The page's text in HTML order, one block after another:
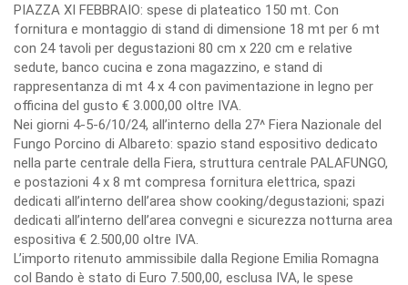
PIAZZA XI FEBBRAIO: spese di plateatico 150 mt. Con
fornitura e montaggio di stand di dimensione 18 mt per 6 mt
con 24 tavoli per degustazioni 80 cm x 220 cm e relative
sedute, banco cucina e zona magazzino, e stand di
rappresentanza di mt 4 x 4 con pavimentazione in legno per
officina del gusto € 3.000,00 oltre IVA.
Nei giorni 4-5-6/10/24, all’interno della 27^ Fiera Nazionale del
Fungo Porcino di Albareto: spazio stand espositivo dedicato
nella parte centrale della Fiera, struttura centrale PALAFUNGO,
e postazioni 4 x 8 mt compresa fornitura elettrica, spazi
dedicati all’interno dell’area show cooking/degustazioni; spazi
dedicati all’interno dell’area convegni e sicurezza notturna area
espositiva € 2.500,00 oltre IVA.
L’importo ritenuto ammissibile dalla Regione Emilia Romagna
col Bando è stato di Euro 7.500,00, esclusa IVA, le spese